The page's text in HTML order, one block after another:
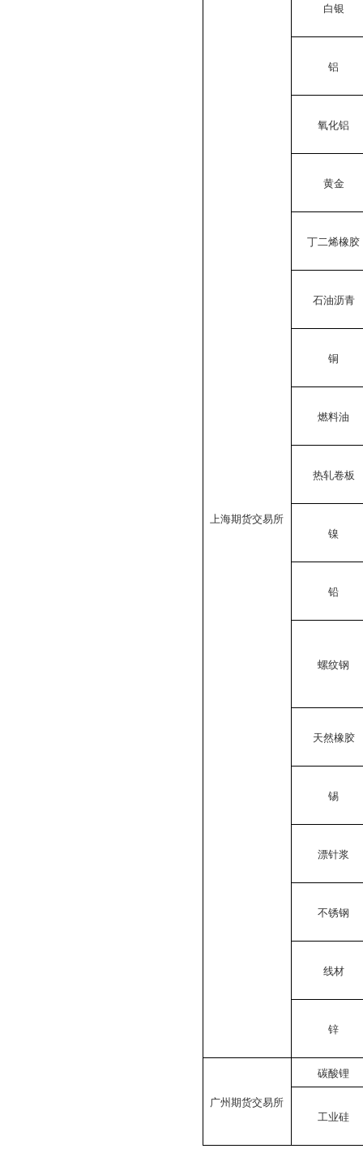
上海期货交易所
白银
铝
氧化铝
黄金
丁二烯橡胶
石油沥青
铜
燃料油
热轧卷板
镍
铅
螺纹钢
天然橡胶
锡
漂针浆
不锈钢
线材
锌
广州期货交易所
碳酸锂
工业硅